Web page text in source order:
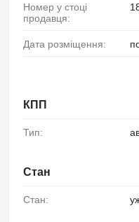
Номер у стоці
продавця:
Дата розміщення:
КПП
Тип:
Стан
Стан: